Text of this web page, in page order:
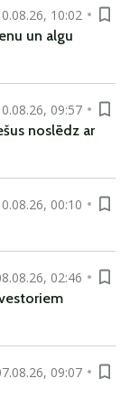
10:02
un algu
09:57
noslēdz ar
00:10
02:46
09:07